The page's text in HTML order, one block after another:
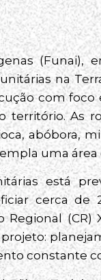
(Funai),
na
com
território. As
abóbora,
uma área
está
cerca de
Regional
constante